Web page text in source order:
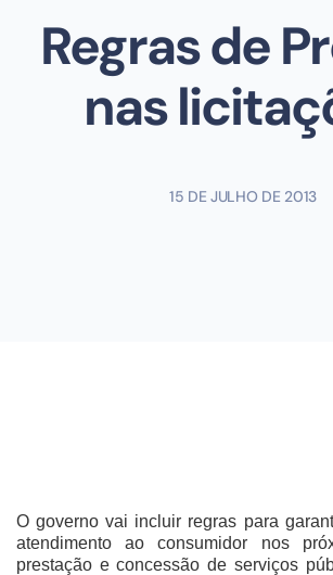
Regras de
nas
15 DE JULHO DE 2013
O governo vai incluir regras para
atendimento ao consumidor nos
prestação e concessão de serviços